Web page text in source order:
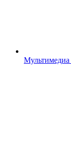
Мультимедиа